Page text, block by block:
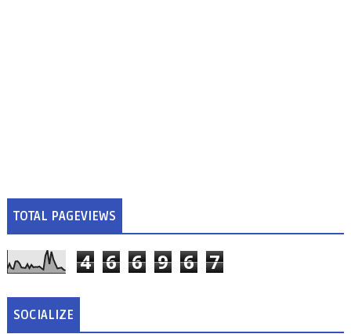
TOTAL PAGEVIEWS
4 6 6 9 6 7
SOCIALIZE